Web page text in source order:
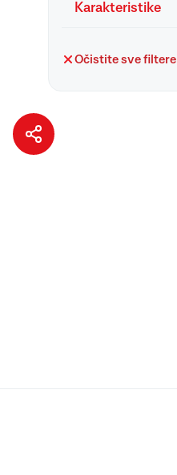
Karakteristike
Očistite sve filtere